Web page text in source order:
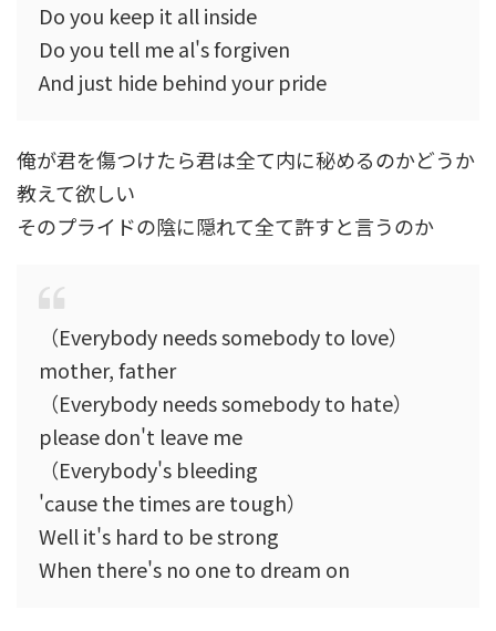
Do you keep it all inside
Do you tell me al's forgiven
And just hide behind your pride
俺が君を傷つけたら君は全て内に秘めるのかどうか
教えて欲しい
そのプライドの陰に隠れて全て許すと言うのか
（Everybody needs somebody to love）
mother, father
（Everybody needs somebody to hate）
please don't leave me
（Everybody's bleeding
'cause the times are tough）
Well it's hard to be strong
When there's no one to dream on